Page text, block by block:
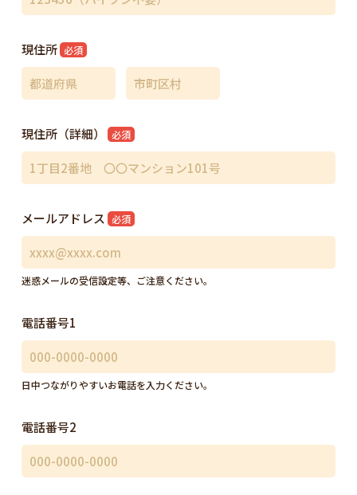
現住所 必須
現住所（詳細） 必須
メールアドレス 必須
迷惑メールの受信設定等、ご注意ください。
電話番号1
日中つながりやすいお電話を入力ください。
電話番号2